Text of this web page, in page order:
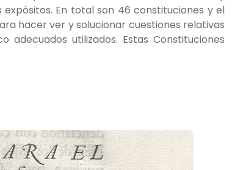
En total son 46 constituciones y el
hacer ver y solucionar cuestiones relativas
utilizados. Estas Constituciones